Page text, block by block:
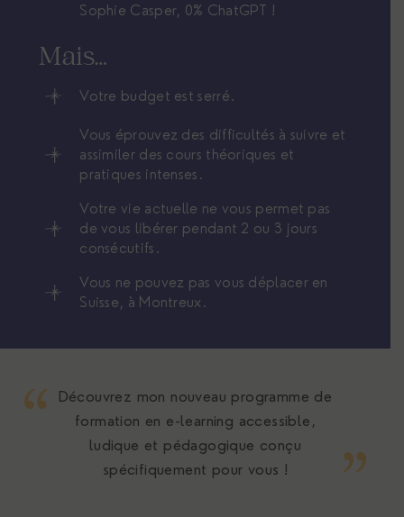
Sophie Casper, 0% ChatGPT !
Mais…
Votre budget est serré.
Vous éprouvez des difficultés à suivre et
assimiler des cours théoriques et
pratiques intenses.
Votre vie actuelle ne vous permet pas
de vous libérer pendant 2 ou 3 jours
consécutifs.
Vous ne pouvez pas vous déplacer en
Suisse, à Montreux.
Découvrez mon nouveau programme de
formation en e-learning accessible,
ludique et pédagogique conçu
spécifiquement pour vous !